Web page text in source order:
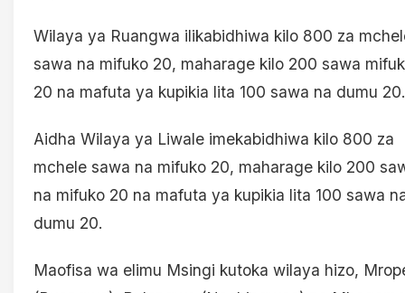
Wilaya ya Ruangwa ilikabidhiwa kilo 800 za
sawa na mifuko 20, maharage kilo 200 sawa
20 na mafuta ya kupikia lita 100 sawa na dumu 20.
Aidha Wilaya ya Liwale imekabidhiwa kilo 800 za
mchele sawa na mifuko 20, maharage kilo 200
na mifuko 20 na mafuta ya kupikia lita 100 sawa
dumu 20.
Maofisa wa elimu Msingi kutoka wilaya hizo,